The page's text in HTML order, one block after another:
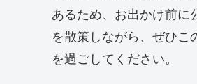
あるため、お出かけ前に
を散策しながら、ぜひこ
を過ごしてください。